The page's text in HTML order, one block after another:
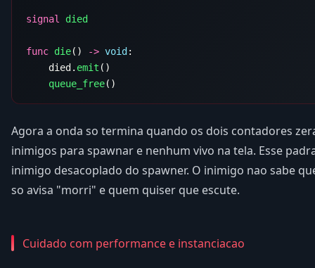
signal
func die() -> void
    died.
emit
    queue_free
Agora a onda so termina quando os dois contadores
inimigos para spawnar e nenhum vivo na tela. Esse
inimigo desacoplado do spawner. O inimigo nao sabe
so avisa "morri" e quem quiser que escute.
Cuidado com performance e instanciacao